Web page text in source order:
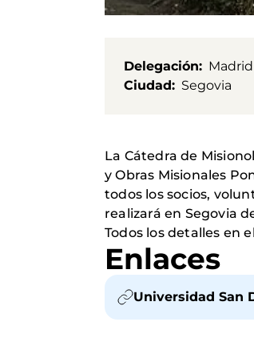
Delegación
Madrid
Ciudad
Segovia
La Cátedra de
y Obras Misionales
todos los socios,
realizará en Segovia
Todos los detalles en
Enlaces
Universidad San